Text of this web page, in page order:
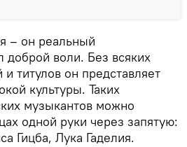
– он реальный
доброй воли. Без всяких
титулов он представляет
культуры. Таких
музыкантов можно
одной руки через запятую:
Гицба, Лука Гаделия.